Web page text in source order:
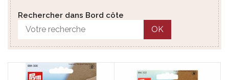
Rechercher dans Bord côte
OK